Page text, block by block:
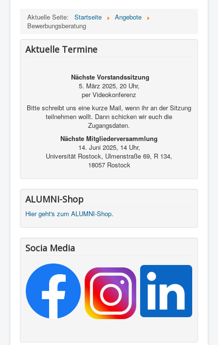
Aktuelle Seite: Startseite
Angebote
Bewerbungsberatung
Aktuelle Termine
Nächste Vorstandssitzung
5. März 2025, 20 Uhr,
per Videokonferenz
Bitte schreibt uns eine kurze Mail, wenn ihr an der Sitzung
teilnehmen wollt. Dann schicken wir euch die
Zugangsdaten.
Nächste Mitgliederversammlung
14. Juni 2025, 14 Uhr,
Universität Rostock, Ulmenstraße 69, R 134,
18057 Rostock
ALUMNI-Shop
Hier geht's zum ALUMNI-Shop.
Socia Media